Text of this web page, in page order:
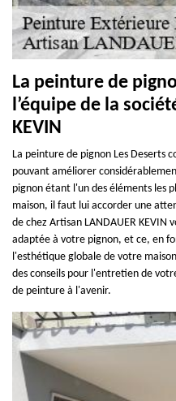
La peinture de
l’équipe de la
KEVIN
La peinture de pignon Les Deserts
pouvant améliorer
pignon étant l'un des éléments les
maison, il faut lui accorder une
de chez Artisan LANDAUER KEVIN
adaptée à votre pignon, et ce, en
l'esthétique globale de votre
des conseils pour l'entretien de
de peinture à l'avenir.